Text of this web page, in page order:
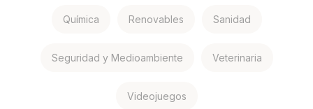
Química Renovables Sanidad
Seguridad y Medioambiente Veterinaria
Videojuegos